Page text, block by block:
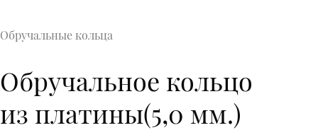
Обручальные кольца
Обручальное кольцо
из платины(5,0 мм.)